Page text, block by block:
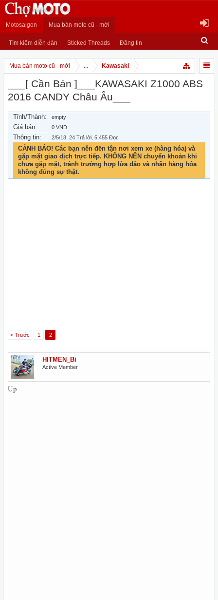
Motosaigon Mua bán moto cũ - mới
Tìm kiếm diễn đàn Sticked Threads Đăng tin
Mua bán moto cũ - mới ... Kawasaki
___[ Cần Bán ]___KAWASAKI Z1000 ABS
2016 CANDY Châu Âu___
Tỉnh/Thành: empty
Giá bán: 0 VNĐ
Thông tin: 2/5/18 , 24 Trả lời, 5,455 Đọc
CẢNH BÁO! Các bạn nên đến tận nơi xem xe (hàng hóa) và
gặp mặt giao dịch trực tiếp. KHÔNG NÊN chuyển khoản khi
chưa gặp mặt, tránh trường hợp lừa đảo và nhận hàng hóa
không đúng sự thật.
< Trước 1 2
HITMEN_Bi
Active Member
Up